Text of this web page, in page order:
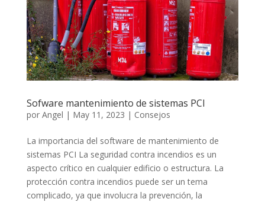
Sofware mantenimiento de sistemas PCI
por Angel | May 11, 2023 | Consejos
La importancia del software de mantenimiento de
sistemas PCI La seguridad contra incendios es un
aspecto crítico en cualquier edificio o estructura. La
protección contra incendios puede ser un tema
complicado, ya que involucra la prevención, la